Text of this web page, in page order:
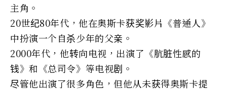
主角。
20世纪80年代，他在奥斯卡获奖影片《普通人》
中扮演一个自杀少年的父亲。
2000年代，他转向电视，出演了《肮脏性感的
钱》和《总司令》等电视剧。
尽管他出演了很多角色，但他从未获得奥斯卡提